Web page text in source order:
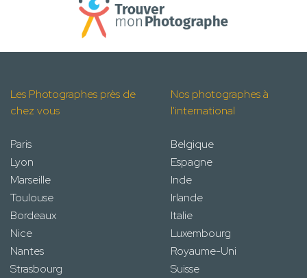
Les Photographes près de
chez vous
Paris
Lyon
Marseille
Toulouse
Bordeaux
Nice
Nantes
Strasbourg
Nos photographes à
l'international
Belgique
Espagne
Inde
Irlande
Italie
Luxembourg
Royaume-Uni
Suisse